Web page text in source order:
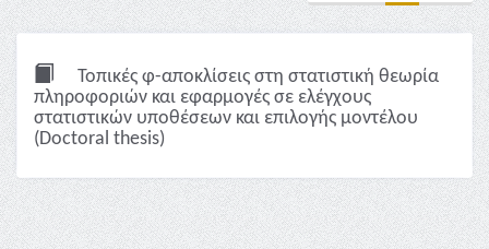
Τοπικές φ-αποκλίσεις στη στατιστική θεωρία
πληροφοριών και εφαρμογές σε ελέγχους
στατιστικών υποθέσεων και επιλογής μοντέλου
(Doctoral thesis)